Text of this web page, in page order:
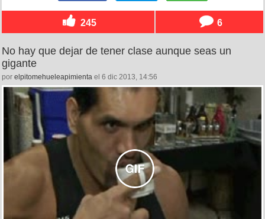
245 6
No hay que dejar de tener clase aunque seas un
gigante
por elpitomehueleapimienta el 6 dic 2013, 14:56